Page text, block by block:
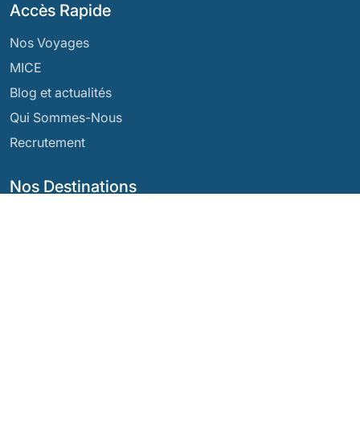
Nos Destinations
Accès Rapide
Nos Voyages
MICE
Blog et actualités
Qui Sommes-Nous
Recrutement